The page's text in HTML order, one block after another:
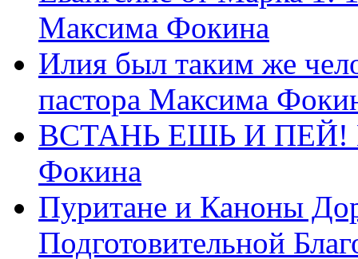
Максима Фокина
Илия был таким же
пастора Максима
ВСТАНЬ ЕШЬ И ПЕЙ!
Фокина
Пуритане и Каноны
Подготовительной